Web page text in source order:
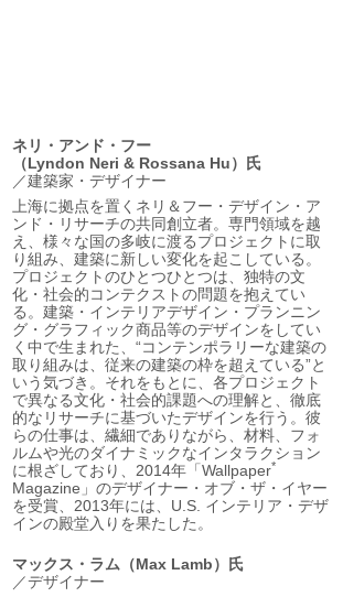
ネリ・アンド・フー
（Lyndon Neri & Rossana Hu）氏
／建築家・デザイナー
上海に拠点を置くネリ＆フー・デザイン・ア
ンド・リサーチの共同創立者。専門領域を越
え、様々な国の多岐に渡るプロジェクトに取
り組み、建築に新しい変化を起こしている。
プロジェクトのひとつひとつは、独特の文
化・社会的コンテクストの問題を抱えてい
る。建築・インテリアデザイン・プランニン
グ・グラフィック商品等のデザインをしてい
く中で生まれた、“コンテンポラリーな建築の
取り組みは、従来の建築の枠を超えている”と
いう気づき。それをもとに、各プロジェクト
で異なる文化・社会的課題への理解と、徹底
的なリサーチに基づいたデザインを行う。彼
らの仕事は、繊細でありながら、材料、フォ
ルムや光のダイナミックなインタラクション
に根ざしており、2014年「Wallpaper*
Magazine」のデザイナー・オブ・ザ・イヤー
を受賞、2013年には、U.S. インテリア・デザ
インの殿堂入りを果たした。
マックス・ラム （Max Lamb）氏
／デザイナー